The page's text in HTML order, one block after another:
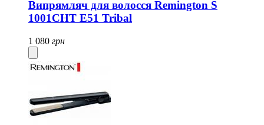
Випрямляч для волосся Remington S
1001CHT E51 Tribal
1 080 грн